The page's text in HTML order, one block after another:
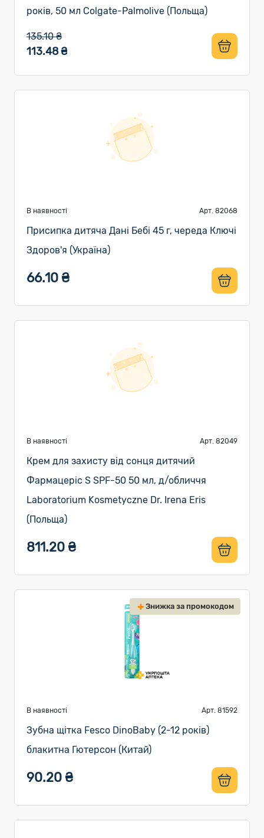
років, 50 мл Colgate-Palmolive (Польща)
135.10 ₴
113.48 ₴
В наявності Арт. 82068
Присипка дитяча Дані Бебі 45 г, череда Ключі
Здоров'я (Україна)
66.10 ₴
В наявності Арт. 82049
Крем для захисту від сонця дитячий
Фармацеріс S SPF-50 50 мл, д/обличчя
Laboratorium Kosmetyczne Dr. Irena Eris
(Польща)
811.20 ₴
Знижка за промокодом
В наявності Арт. 81592
Зубна щітка Fesco DinoBaby (2-12 років)
блакитна Гютерсон (Китай)
90.20 ₴